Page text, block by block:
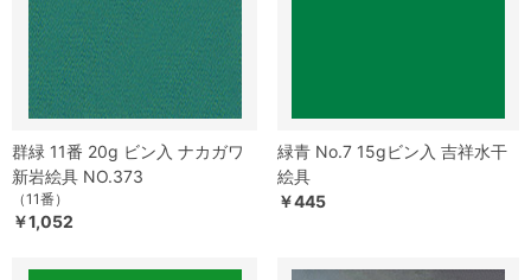
群緑 11番 20g ビン入 ナカガワ
新岩絵具 NO.373
（11番）
￥1,052
緑青 No.7 15gビン入 吉祥水干
絵具
￥445